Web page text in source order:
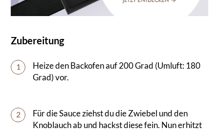
Zubereitung
1
Heize den Backofen auf 200 Grad (Umluft: 180
Grad) vor.
2
Für die Sauce ziehst du die Zwiebel und den
Knoblauch ab und hackst diese fein. Nun erhitzt